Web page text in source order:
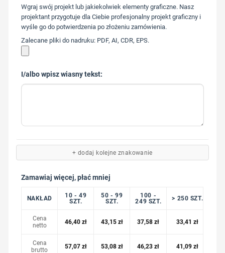
573 568
217
Wgraj swój projekt lub jakiekolwiek elementy graficzne. Nasz
projektant przygotuje dla Ciebie profesjonalny projekt graficzny i
wyśle go do potwierdzenia po złożeniu zamówienia.
Zalecane pliki do nadruku: PDF, AI, CDR, EPS.
I/albo wpisz wiasny tekst:
+ dodaj kolejne znakowanie
Zamawiaj więcej, płać mniej
NAKŁAD
10 - 49
SZT.
50 - 99
SZT.
100 -
249 SZT.
> 250 SZT.
Cena
netto
46,40 zł 43,15 zł 37,58zł 33,41zł
Cena
brutto
57,07 zł 53,08 zł 46,23zł 41,09zł